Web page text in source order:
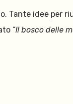
Tante idee per
“Il bosco delle